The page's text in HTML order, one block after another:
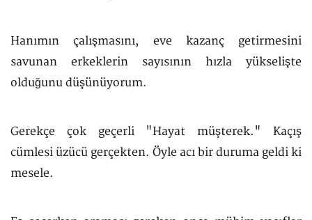
Hanımın çalışmasını, eve kazanç getirmesini
savunan erkeklerin sayısının hızla yükselişte
olduğunu düşünüyorum.
Gerekçe çok geçerli "Hayat müşterek." Kaçış
cümlesi üzücü gerçekten. Öyle acı bir duruma geldi ki
mesele.